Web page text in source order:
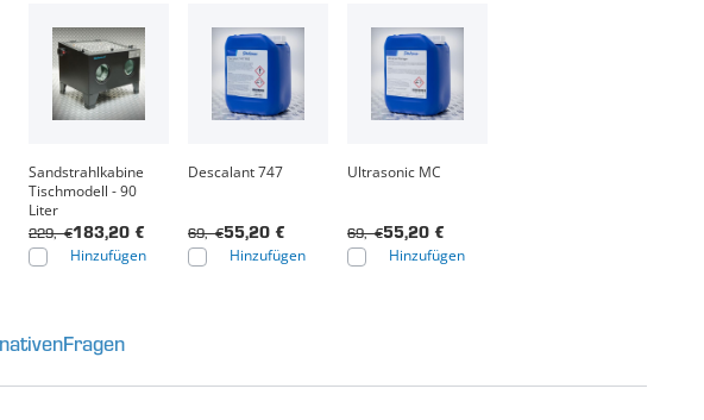
Sandstrahlkabine
Tischmodell - 90
Liter
183,20 €
229,- €
Hinzufügen
Descalant 747
55,20 €
69,- €
Hinzufügen
Ultrasonic MC
55,20 €
69,- €
Hinzufügen
Fragen